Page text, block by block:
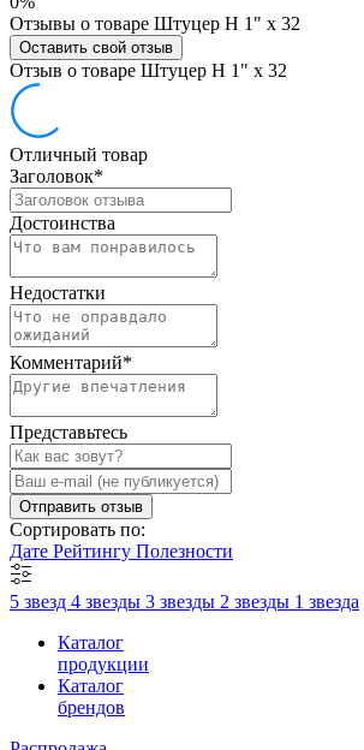
Отзывы о товаре Штуцер Н 1" x 32
Оставить свой отзыв
Отзыв о товаре Штуцер Н 1" x 32
Отличный товар
Заголовок*
Достоинства
Недостатки
Комментарий*
Представьтесь
Отправить отзыв
Сортировать по:
Дате Рейтингу Полезности
5 звезд 4 звезды 3 звезды 2 звезды 1 звезда
Каталог
продукции
Каталог
брендов